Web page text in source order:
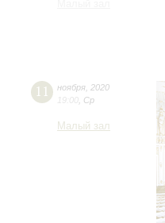
11 ноября 2020
19:00 Ср
Малый зал